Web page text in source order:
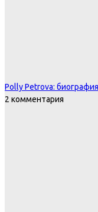
Polly Petrova:
2 комментария